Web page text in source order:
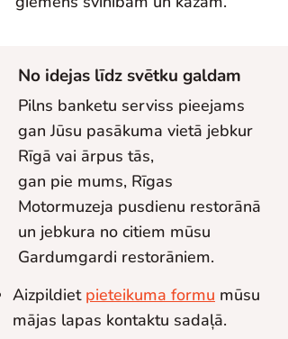
No idejas līdz svētku galdam
Pilns banketu serviss pieejams
gan Jūsu pasākuma vietā jebkur
Rīgā vai ārpus tās,
gan pie mums, Rīgas
Motormuzeja pusdienu restorānā
un jebkura no citiem mūsu
Gardumgardi restorāniem.
Aizpildiet pieteikuma formu mūsu
mājas lapas kontaktu sadaļā.